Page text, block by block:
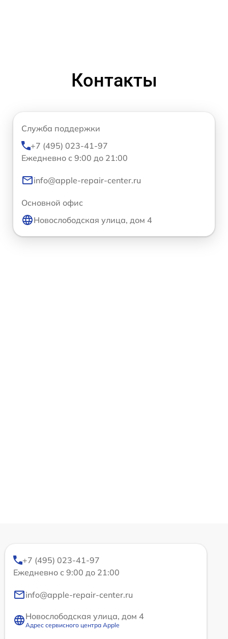
Контакты
Служба поддержки
+7 (495) 023-41-97
Ежедневно с 9:00 до 21:00
info@apple-repair-center.ru
Основной офис
Новослободская улица, дом 4
+7 (495) 023-41-97
Ежедневно с 9:00 до 21:00
info@apple-repair-center.ru
Новослободская улица, дом 4
Адрес сервисного центра Apple